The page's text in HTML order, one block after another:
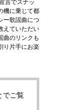
言でスナッ
機に乗じて都
ー歌謡曲につ
えていただい
曲のリンクも
り片手にお楽
でご覧